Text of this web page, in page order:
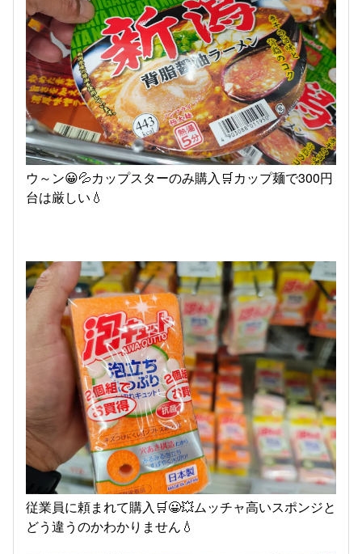
ウ～ン😀💦カップスターのみ購入🛒カップ麺で300円
台は厳しい💧
従業員に頼まれて購入🛒😀💥ムッチャ高いスポンジと
どう違うのかわかりません💧